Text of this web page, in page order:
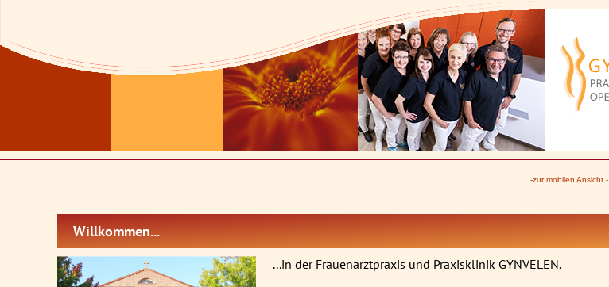
-zur mobilen Ansicht -
Willkommen...
...in der Frauenarztpraxis und Praxisklinik GYNVELEN.